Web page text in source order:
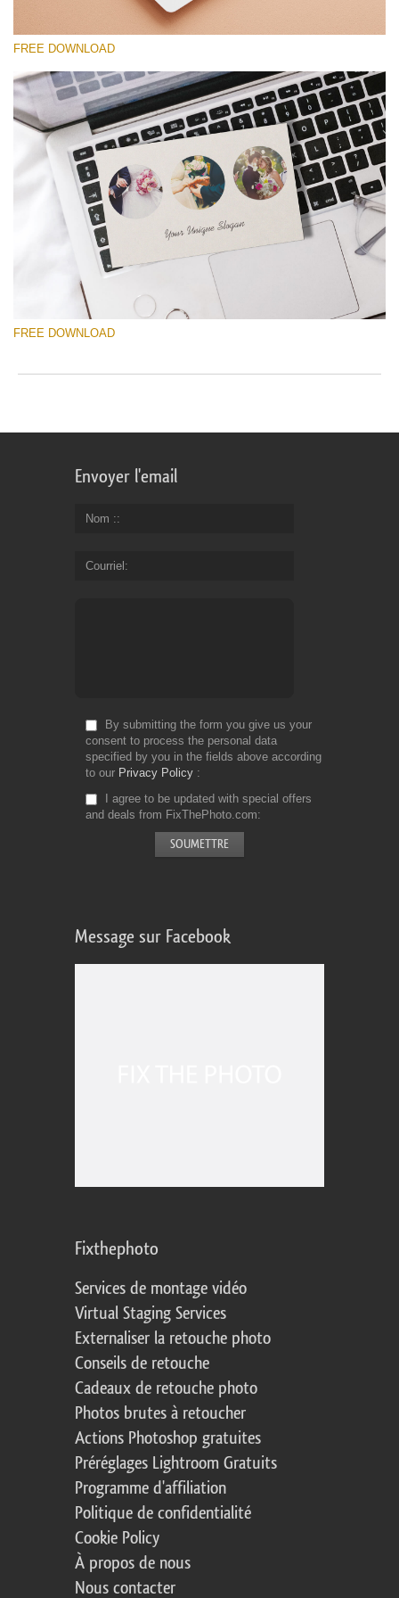
Veuillez sélectionner
Free Template #54
Photographer Marketing Templates
Téléchargement Gratuit
FREE DOWNLOAD
FREE DOWNLOAD
Envoyer l'email
Nom :
Courriel
By submitting the form you give us your
consent to process the personal data
specified by you in the fields above according
to our Privacy Policy
I agree to be updated with special offers
and deals from FixThePhoto.com
Message sur Facebook
Fixthephoto
Services de montage vidéo
Virtual Staging Services
Externaliser la retouche photo
Conseils de retouche
Cadeaux de retouche photo
Photos brutes à retoucher
Actions Photoshop gratuites
Préréglages Lightroom Gratuits
Programme d'affiliation
Politique de confidentialité
Cookie Policy
À propos de nous
Nous contacter